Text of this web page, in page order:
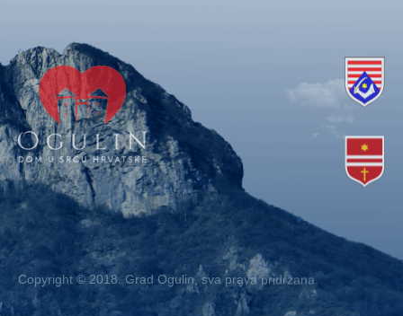
Copyright © 2018. Grad Ogulin, sva prava pridržana.